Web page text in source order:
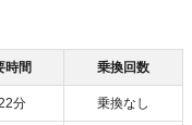
時間 乗換回数
分 乗換なし